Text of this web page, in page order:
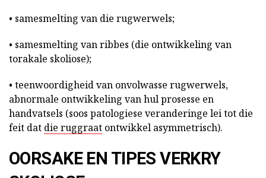
• samesmelting van die rugwerwels;
• samesmelting van ribbes (die ontwikkeling van
torakale skoliose);
• teenwoordigheid van onvolwasse rugwerwels,
abnormale ontwikkeling van hul prosesse en
handvatsels (soos patologiese veranderinge lei tot die
feit dat die ruggraat ontwikkel asymmetrisch).
OORSAKE EN TIPES VERKRY